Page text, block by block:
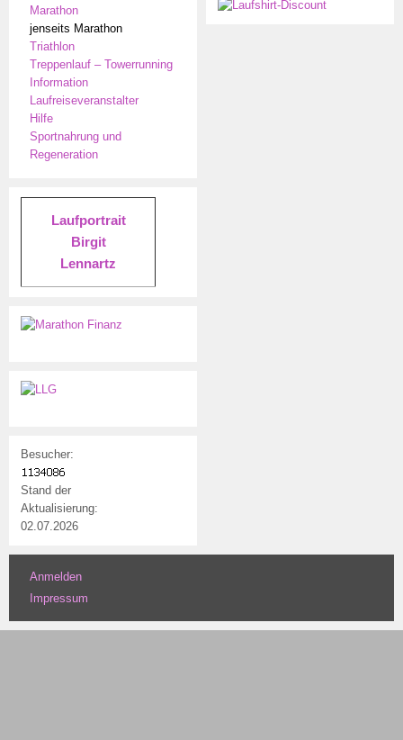
Marathon
jenseits Marathon
Triathlon
Treppenlauf – Towerrunning
Information
Laufreiseveranstalter
Hilfe
Sportnahrung und
Regeneration
Laufportrait
Birgit
Lennartz
Besucher:
Stand der
Aktualisierung:
02.07.2026
Benutzermenü
Anmelden
Impressum